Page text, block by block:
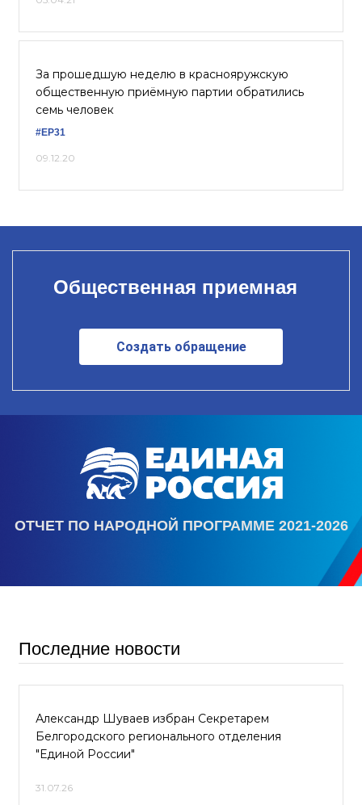
За прошедшую неделю в краснояружскую
общественную приёмную партии обратились
семь человек
#ЕР31
09.12.20
Общественная приемная
Создать обращение
ОТЧЕТ ПО НАРОДНОЙ ПРОГРАММЕ 2021-2026
Последние новости
Александр Шуваев избран Секретарем
Белгородского регионального отделения
"Единой России"
31.07.26